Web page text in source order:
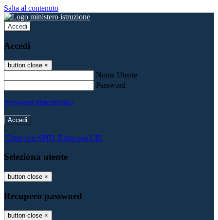
Salta al contenuto
Accedi
Accedi
button close ×
Nome Utente
Password
Password dimenticata?
-
Entra con SPID Entra con CIE
Seleziona utente
button close ×
Recupero password
button close ×